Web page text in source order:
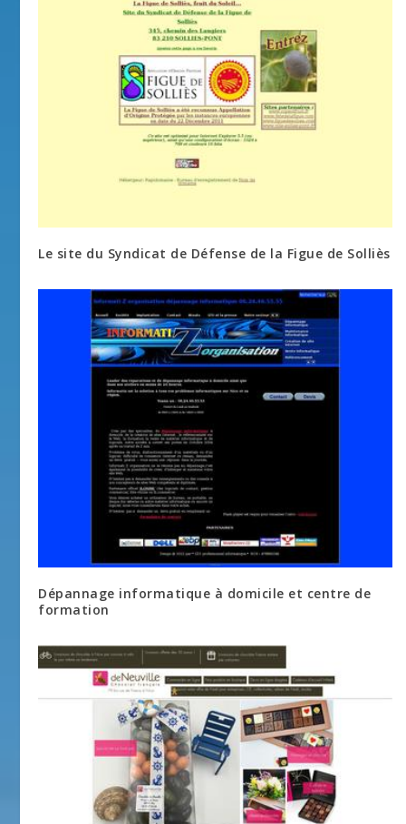
Le site du Syndicat de Défense de la Figue de Solliès
Dépannage informatique à domicile et centre de
formation